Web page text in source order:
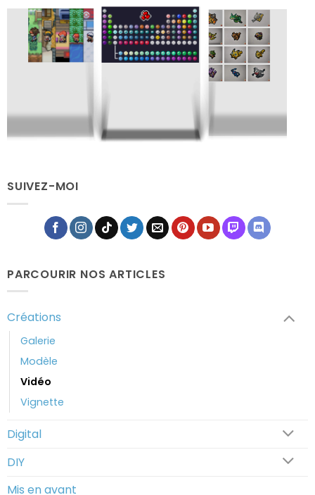
Pix'em Tableau
Pixélodique
Fus'em
SUIVEZ-MOI
PARCOURIR NOS ARTICLES
Créations
Galerie
Modèle
Vidéo
Vignette
Digital
DIY
Mis en avant